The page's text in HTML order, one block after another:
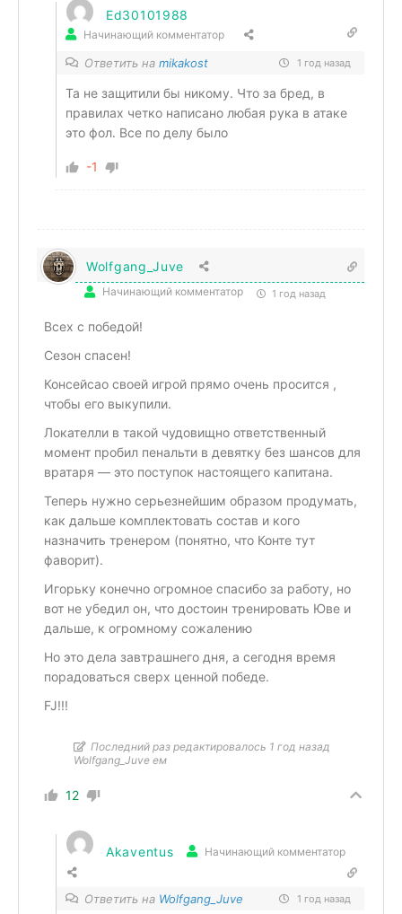
Ed30101988
Начинающий комментатор
Ответить на mikakost 1 год назад
Та не защитили бы никому. Что за бред, в
правилах четко написано любая рука в атаке
это фол. Все по делу было
-1
Wolfgang_Juve
Начинающий комментатор 1 год назад
Всех с победой!
Сезон спасен!
Консейсао своей игрой прямо очень просится ,
чтобы его выкупили.
Локателли в такой чудовищно ответственный
момент пробил пенальти в девятку без шансов для
вратаря — это поступок настоящего капитана.
Теперь нужно серьезнейшим образом продумать,
как дальше комплектовать состав и кого
назначить тренером (понятно, что Конте тут
фаворит).
Игорьку конечно огромное спасибо за работу, но
вот не убедил он, что достоин тренировать Юве и
дальше, к огромному сожалению
Но это дела завтрашнего дня, а сегодня время
порадоваться сверх ценной победе.
FJ!!!
Последний раз редактировалось 1 год назад
Wolfgang_Juve ем
12
Akaventus Начинающий комментатор
Ответить на Wolfgang_Juve 1 год назад